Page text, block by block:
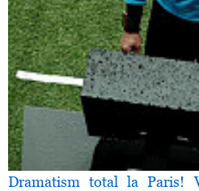
Dramatism total la Paris!